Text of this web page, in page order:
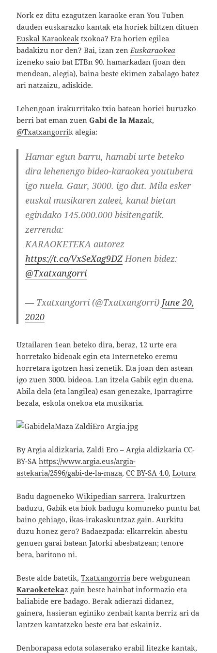
Nork ez ditu ezagutzen karaoke eran You Tuben
dauden euskarazko kantak eta horiek biltzen dituen
Euskal Karaokeak txokoa? Eta horien egilea
badakizu nor den? Bai, izan zenEuskaraokea
izeneko saio bat ETBn 90. hamarkadan (joan den
mendean, alegia), baina beste ekimen zabalago batez
ari natzaizu, adiskide.
Lehengoan irakurritako txio batean horiei buruzko
berri bat eman zuenGabi de la Mazak,
@Txatxangorrik alegia:
Hamar egun barru, hamabi urte beteko
dira lehenengo bideo-karaokea youtubera
igo nuela. Gaur, 3000. igo dut. Mila esker
euskal musikaren zaleei, kanal bietan
egindako 145.000.000 bisitengatik.
zerrenda:
KARAOKETEKA autorez
https://t.co/VxSeXag9DZHonen bidez:
@Txatxangorri
— Txatxangorri (@Txatxangorri) June 20,
2020
Uztailaren 1ean beteko dira, beraz, 12 urte era
horretako bideoak egin eta Interneteko eremu
horretara igotzen hasi zenetik. Eta joan den astean
igo zuen 3000. bideoa. Lan itzela Gabik egin duena.
Abila dela (eta langilea) esan genezake, Iparragirre
bezala, eskola onekoa eta musikaria.
By Argia aldizkaria, Zaldi Ero – Argia aldizkaria CC-
BY-SAhttps://www.argia.eus/argia-
astekaria/2596/gabi-de-la-maza,CC BY-SA 4.0,Lotura
Badu dagoenekoWikipedian sarrera. Irakurtzen
baduzu, Gabik eta biok badugu komuneko puntu bat
baino gehiago, ikas-irakaskuntzaz gain. Aurkitu
duzu honez gero? Badaezpada: elkarrekin abestu
genuen garai batean Jatorki abesbatzean; tenore
bera, baritono ni.
Beste alde batetik,Txatxangorria bere webgunean
Karaoketekaz gain beste hainbat informazio eta
baliabide ere badago. Berak adierazi didanez,
gainera, hasieran eginiko zenbait kanta berriz ari da
lantzen kantatzeko beste era bat eskainiz.
Denborapasa edota solaserako erabil litezke kantak,